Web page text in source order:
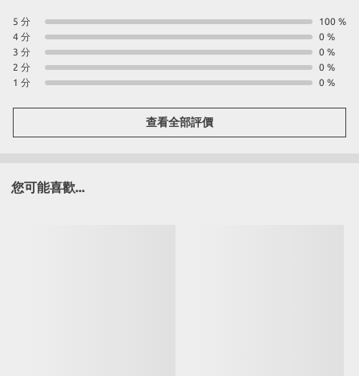
5 分
100 %
4 分
0 %
3 分
0 %
2 分
0 %
1 分
0 %
查看全部評價
您可能喜歡...